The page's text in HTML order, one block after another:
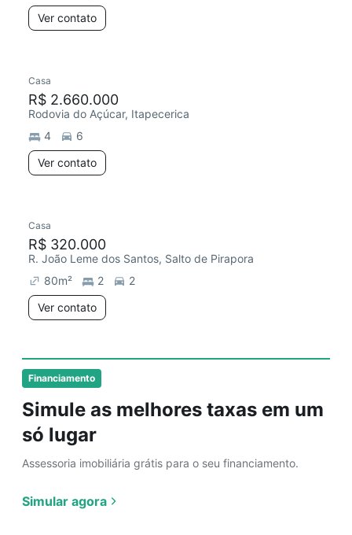
Financiamento
Simule as melhores taxas em um
só lugar
Assessoria imobiliária grátis para o seu financiamento.
Simular agora
Ver contato
Casa
R$ 2.660.000
Rodovia do Açúcar, Itapecerica
4
6
Ver contato
Casa
R$ 320.000
R. João Leme dos Santos, Salto de Pirapora
80m² 2
2
Ver contato